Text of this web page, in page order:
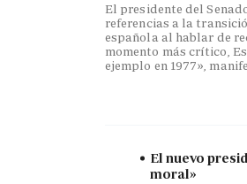
El presidente del
referencias a la
española al hablar de
momento más crítico,
ejemplo en 1977»,
El nuevo
moral»